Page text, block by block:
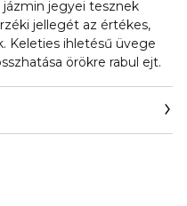
jázmin jegyei tesznek
jellegét az értékes,
Keleties ihletésű üvege
örökre rabul ejt.